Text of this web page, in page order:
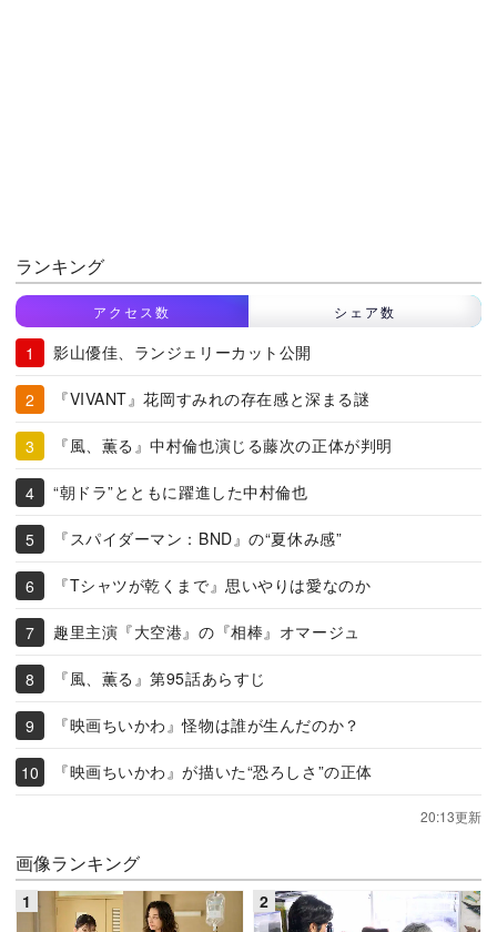
ランキング
アクセス数 シェア数
影山優佳、ランジェリーカット公開
『VIVANT』花岡すみれの存在感と深まる謎
『風、薫る』中村倫也演じる藤次の正体が判明
“朝ドラ”とともに躍進した中村倫也
『スパイダーマン：BND』の“夏休み感”
『Tシャツが乾くまで』思いやりは愛なのか
趣里主演『大空港』の『相棒』オマージュ
『風、薫る』第95話あらすじ
『映画ちいかわ』怪物は誰が生んだのか？
『映画ちいかわ』が描いた“恐ろしさ”の正体
20:13更新
画像ランキング